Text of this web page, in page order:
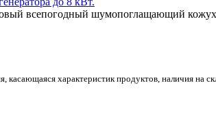
всепогодный шумопоглащающий
касающаяся характеристик продуктов, наличия на